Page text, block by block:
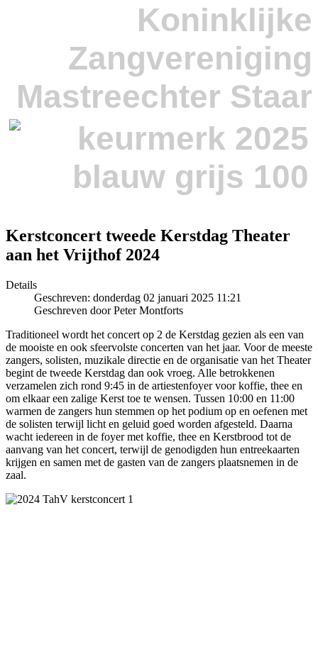
Koninklijke
Zangvereniging
Mastreechter Staar
Kerstconcert tweede Kerstdag Theater
aan het Vrijthof 2024
Details
Geschreven: donderdag 02 januari 2025 11:21
Geschreven door Peter Montforts
Traditioneel wordt het concert op 2 de Kerstdag gezien als een van
de mooiste en ook sfeervolste concerten van het jaar. Voor de meeste
zangers, solisten, muzikale directie en de organisatie van het Theater
begint de tweede Kerstdag dan ook vroeg. Alle betrokkenen
verzamelen zich rond 9:45 in de artiestenfoyer voor koffie, thee en
om elkaar een zalige Kerst toe te wensen. Tussen 10:00 en 11:00
warmen de zangers hun stemmen op het podium op en oefenen met
de solisten terwijl licht en geluid goed worden afgesteld. Daarna
wacht iedereen in de foyer met koffie, thee en Kerstbrood tot de
aanvang van het concert, terwijl de genodigden hun entreekaarten
krijgen en samen met de gasten van de zangers plaatsnemen in de
zaal.